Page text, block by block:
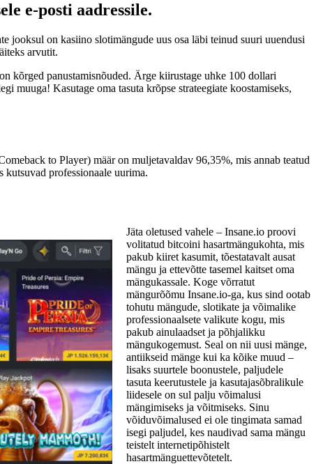
e-posti aadressile.
jooksul on kasiino slotimängude uus osa läbi teinud suuri uuendusi
arvutit.
kõrged panustamisnõuded. Ärge kiirustage uhke 100 dollari
muuga! Kasutage oma tasuta krõpse strateegiate koostamiseks,
to Player) määr on muljetavaldav 96,35%, mis annab teatud
professionaale uurima.
Jäta oletused vahele – Insane.io proovi
volitatud bitcoini hasartmängukohta, mis
pakub kiiret kasumit, tõestatavalt ausat
mängu ja ettevõtte tasemel kaitset oma
mängukassale. Koge võrratut
mängurõõmu Insane.io-ga, kus sind ootab
tohutu mängude, slotikate ja võimalike
professionaalsete valikute kogu, mis
pakub ainulaadset ja põhjalikku
mängukogemust. Seal on nii uusi mänge,
antiikseid mänge kui ka kõike muud –
lisaks suurtele boonustele, paljudele
tasuta keerutustele ja kasutajasõbralikule
liidesele on sul palju võimalusi
mängimiseks ja võitmiseks. Sinu
võiduvõimalused ei ole tingimata samad
isegi paljudel, kes naudivad sama mängu
teistelt internetipõhistelt
hasartmänguettevõtetelt.